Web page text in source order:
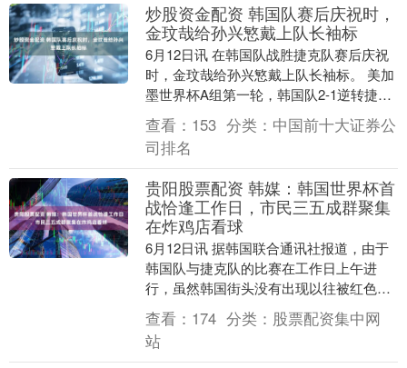
炒股资金配资 韩国队赛后庆祝时，
金玟哉给孙兴慜戴上队长袖标
6月12日讯 在韩国队战胜捷克队赛后庆祝
时，金玟哉给孙兴慜戴上队长袖标。 美加
墨世界杯A组第一轮，韩国队2-1逆转捷克
队炒股资金配资，孙兴慜以队长身份首发
出战，....
查看： 153 分类： 中国前十大证券公
司排名
贵阳股票配资 韩媒：韩国世界杯首
战恰逢工作日，市民三五成群聚集
在炸鸡店看球
6月12日讯 据韩国联合通讯社报道，由于
韩国队与捷克队的比赛在工作日上午进
行，虽然韩国街头没有出现以往被红色人
潮淹没的景象，但餐厅内市民们三五成
群，围坐在电视机....
查看： 174 分类： 股票配资集中网
站